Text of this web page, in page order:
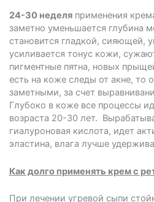
24-30 неделяприменения
заметно уменьшается глубина
становится гладкой, сияющей,
усиливается тонус кожи,
пигментные пятна, новых
есть на коже следы от акне, то
заметными, за счет
Глубоко в коже все процессы
возраста 20-30 лет.
гиалуроновая кислота, идет
эластина, влага лучше
Как долго применять крем с
При лечении угревой сыпи